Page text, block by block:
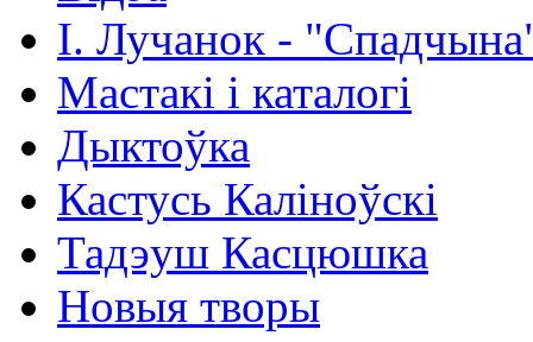
І. Лучанок -
Мастакі i каталогi
Дыктоўка
Кастусь Каліноўскі
Тадэуш Касцюшка
Новыя творы